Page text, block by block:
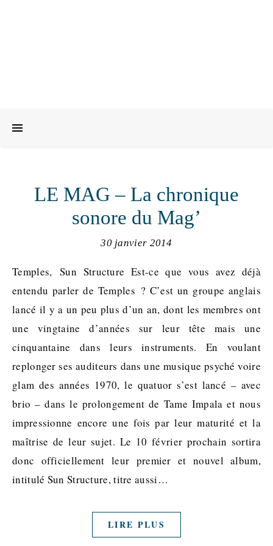
LE MAG – La chronique
sonore du Mag’
30 janvier 2014
Temples, Sun Structure Est-ce que vous avez déjà
entendu parler de Temples ? C’est un groupe anglais
lancé il y a un peu plus d’un an, dont les membres ont
une vingtaine d’années sur leur tête mais une
cinquantaine dans leurs instruments. En voulant
replonger ses auditeurs dans une musique psyché voire
glam des années 1970, le quatuor s’est lancé – avec
brio – dans le prolongement de Tame Impala et nous
impressionne encore une fois par leur maturité et la
maîtrise de leur sujet. Le 10 février prochain sortira
donc officiellement leur premier et nouvel album,
intitulé Sun Structure, titre aussi…
LIRE PLUS